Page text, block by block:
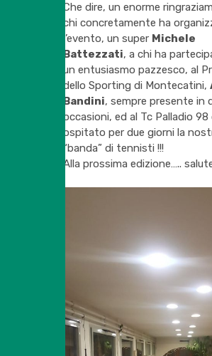
Che dire, un enorme
chi concretamente ha
l’evento, un super Michele
Battezzati, a chi ha
un entusiasmo pazzesco, al
dello Sporting di Montecatini,
Bandini, sempre presente in
occasioni, ed al Tc Palladio 98
ospitato per due giorni la
“banda” di tennisti !!!
Alla prossima edizione…..